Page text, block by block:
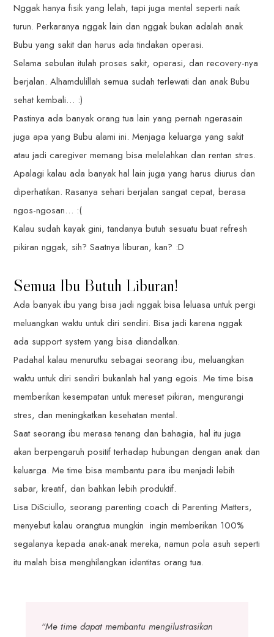
Nggak hanya fisik yang lelah, tapi juga mental seperti naik
turun. Perkaranya nggak lain dan nggak bukan adalah anak
Bubu yang sakit dan harus ada tindakan operasi.
Selama sebulan itulah proses sakit, operasi, dan recovery-nya
berjalan. Alhamdulillah semua sudah terlewati dan anak Bubu
sehat kembali… :)
Pastinya ada banyak orang tua lain yang pernah ngerasain
juga apa yang Bubu alami ini. Menjaga keluarga yang sakit
atau jadi caregiver memang bisa melelahkan dan rentan stres.
Apalagi kalau ada banyak hal lain juga yang harus diurus dan
diperhatikan. Rasanya sehari berjalan sangat cepat, berasa
ngos-ngosan… :(
Kalau sudah kayak gini, tandanya butuh sesuatu buat refresh
pikiran nggak, sih? Saatnya liburan, kan? :D
Semua Ibu Butuh Liburan!
Ada banyak ibu yang bisa jadi nggak bisa leluasa untuk pergi
meluangkan waktu untuk diri sendiri. Bisa jadi karena nggak
ada support system yang bisa diandalkan.
Padahal kalau menurutku sebagai seorang ibu, meluangkan
waktu untuk diri sendiri bukanlah hal yang egois. Me time bisa
memberikan kesempatan untuk mereset pikiran, mengurangi
stres, dan meningkatkan kesehatan mental.
Saat seorang ibu merasa tenang dan bahagia, hal itu juga
akan berpengaruh positif terhadap hubungan dengan anak dan
keluarga. Me time bisa membantu para ibu menjadi lebih
sabar, kreatif, dan bahkan lebih produktif.
Lisa DiSciullo, seorang parenting coach di Parenting Matters,
menyebut kalau orangtua mungkin ingin memberikan 100%
segalanya kepada anak-anak mereka, namun pola asuh seperti
itu malah bisa menghilangkan identitas orang tua.
“Me time dapat membantu mengilustrasikan